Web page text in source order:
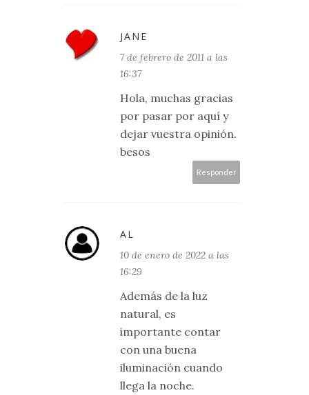
JANE
7 de febrero de 2011 a las
16:37
Hola, muchas gracias
por pasar por aquí y
dejar vuestra opinión.
besos
Responder
AL
10 de enero de 2022 a las
16:29
Además de la luz
natural, es
importante contar
con una buena
iluminación cuando
llega la noche.